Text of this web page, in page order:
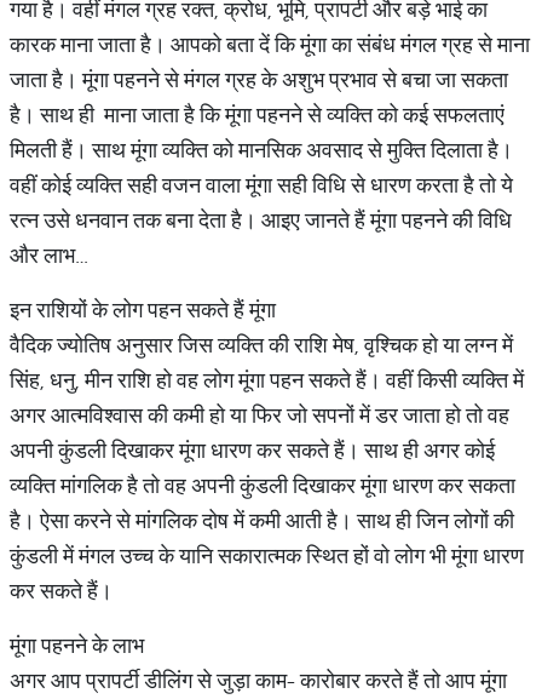
गया है। वहीं मंगल ग्रह रक्त, क्रोध, भूमि, प्रापर्टी और बड़े भाई का
कारक माना जाता है। आपको बता दें कि मूंगा का संबंध मंगल ग्रह से माना
जाता है। मूंगा पहनने से मंगल ग्रह के अशुभ प्रभाव से बचा जा सकता
है। साथ ही माना जाता है कि मूंगा पहनने से व्यक्ति को कई सफलताएं
मिलती हैं। साथ मूंगा व्यक्ति को मानसिक अवसाद से मुक्ति दिलाता है।
वहीं कोई व्यक्ति सही वजन वाला मूंगा सही विधि से धारण करता है तो ये
रत्न उसे धनवान तक बना देता है। आइए जानते हैं मूंगा पहनने की विधि
और लाभ…
इन राशियों के लोग पहन सकते हैं मूंगा
वैदिक ज्योतिष अनुसार जिस व्यक्ति की राशि मेष, वृश्चिक हो या लग्न में
सिंह, धनु, मीन राशि हो वह लोग मूंगा पहन सकते हैं। वहीं किसी व्यक्ति में
अगर आत्मविश्वास की कमी हो या फिर जो सपनों में डर जाता हो तो वह
अपनी कुंडली दिखाकर मूंगा धारण कर सकते हैं। साथ ही अगर कोई
व्यक्ति मांगलिक है तो वह अपनी कुंडली दिखाकर मूंगा धारण कर सकता
है। ऐसा करने से मांगलिक दोष में कमी आती है। साथ ही जिन लोगों की
कुंडली में मंगल उच्च के यानि सकारात्मक स्थित हों वो लोग भी मूंगा धारण
कर सकते हैं।
मूंगा पहनने के लाभ
अगर आप प्रापर्टी डीलिंग से जुड़ा काम- कारोबार करते हैं तो आप मूंगा